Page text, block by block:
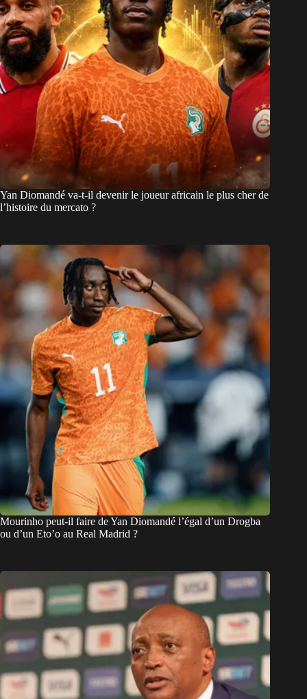
Yan Diomandé va-t-il devenir le joueur africain le plus cher de
l’histoire du mercato ?
Mourinho peut-il faire de Yan Diomandé l’égal d’un Drogba
ou d’un Eto’o au Real Madrid ?